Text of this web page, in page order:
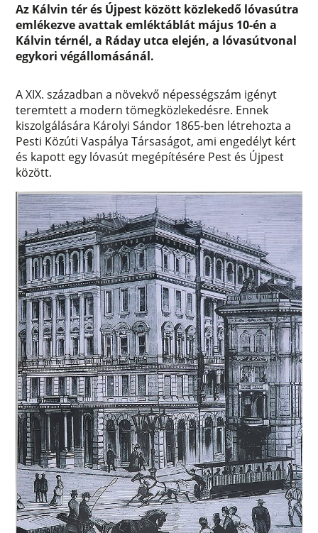
Az Kálvin tér és Újpest között közlekedő lóvasútra
emlékezve avattak emléktáblát május 10-én a
Kálvin térnél, a Ráday utca elején, a lóvasútvonal
egykori végállomásánál.
A XIX. században a növekvő népességszám igényt
teremtett a modern tömegközlekedésre. Ennek
kiszolgálására Károlyi Sándor 1865-ben létrehozta a
Pesti Közúti Vaspálya Társaságot, ami engedélyt kért
és kapott egy lóvasút megépítésére Pest és Újpest
között.